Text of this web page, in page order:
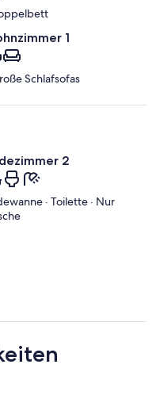
1
Schlafsofas
2
· Toilette · Nur